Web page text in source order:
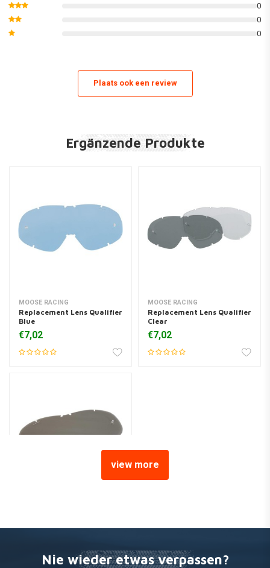
0
0
0
Plaats ook een review
Ergänzende Produkte
MOOSE RACING
Replacement Lens Qualifier
Blue
€7,02
MOOSE RACING
Replacement Lens Qualifier
Clear
€7,02
Smoke
view more
Nie wieder etwas verpassen?